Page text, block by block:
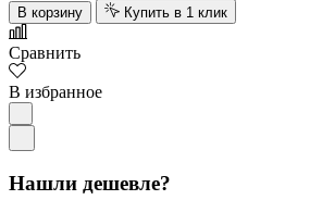
В корзину Купить в 1 клик
Сравнить
В избранное
Нашли дешевле?